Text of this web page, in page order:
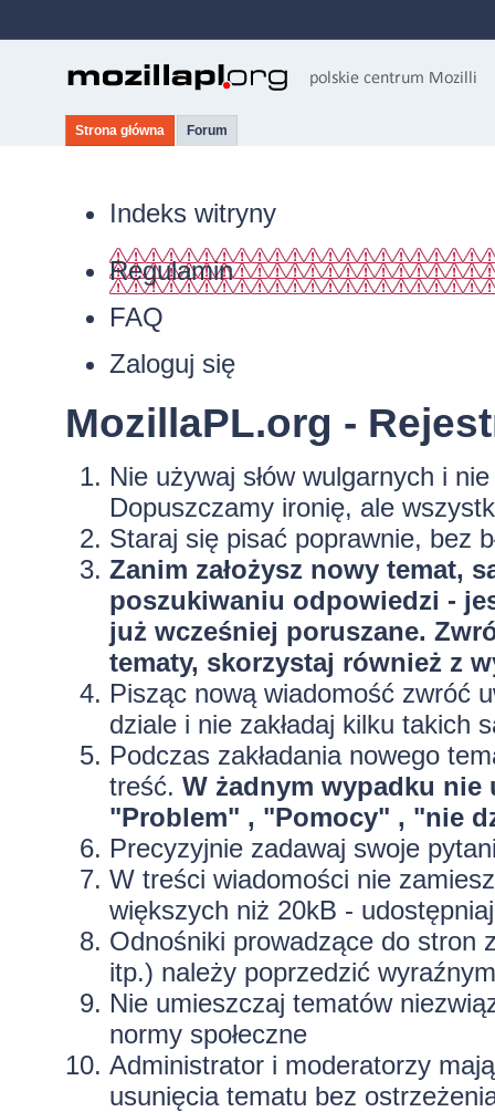
Strona główna Forum
Indeks witryny
Regulamin
FAQ
Zaloguj się
MozillaPL.org -
Nie używaj słów wulgarnych i
Dopuszczamy ironię, ale
Staraj się pisać poprawnie, bez
Zanim założysz nowy temat,
poszukiwaniu odpowiedzi -
już wcześniej poruszane.
tematy, skorzystaj również z
Pisząc nową wiadomość zwróć
dziale i nie zakładaj kilku takich
Podczas zakładania nowego
treść. W żadnym wypadku
"Problem" , "Pomocy" , "nie
Precyzyjniezadawaj swoje
W treści wiadomości nie
większych niż 20kB -
Odnośniki prowadzące do stron
itp.) należy poprzedzić
Nie umieszczaj tematów
normy społeczne
Administrator i moderatorzy
usunięcia tematu bez